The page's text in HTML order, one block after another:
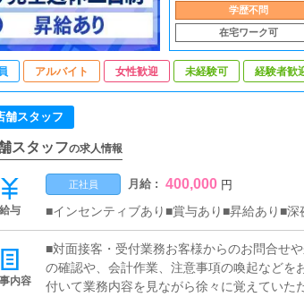
学歴不問
在宅ワーク可
アルバイト 女性歓迎 未経験可 経験者歓
舗スタッフ
スタッフの求人情報
給与
正社員 月給 : 400,000 円
■インセンティブあり■賞与あり■昇給あり■深
内容
■対面接客・受付業務お客様からのお問合せ
の確認や、会計作業、注意事項の喚起などを
付いて業務内容を見ながら徐々に覚えていた